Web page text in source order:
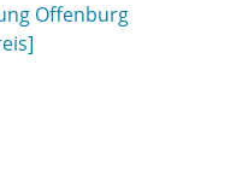
Offenburg